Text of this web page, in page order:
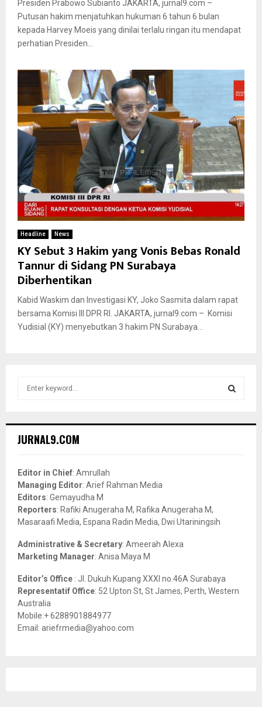
Presiden Prabowo Subianto JAKARTA, jurnal9.com –
Putusan hakim menjatuhkan hukuman 6 tahun 6 bulan
kepada Harvey Moeis yang dinilai terlalu ringan itu mendapat
perhatian Presiden...
Headline News
KY Sebut 3 Hakim yang Vonis Bebas Ronald
Tannur di Sidang PN Surabaya
Diberhentikan
Kabid Waskim dan Investigasi KY, Joko Sasmita dalam rapat
bersama Komisi III DPR RI. JAKARTA, jurnal9.com – Komisi
Yudisial (KY) menyebutkan 3 hakim PN Surabaya...
h
o
r
:
JURNAL9.COM
Editor in Chief: Amrullah
Managing Editor: Arief Rahman Media
Editors: Gemayudha M
Reporters: Rafiki Anugeraha M, Rafika Anugeraha M,
Masaraafi Media, Espana Radin Media, Dwi Utariningsih
Administrative & Secretary: Ameerah Alexa
Marketing Manager: Anisa Maya M
Editor’s Office : Jl. Dukuh Kupang XXXI no.46A Surabaya
Representatif Office: 52 Upton St, St James, Perth, Western
Australia
Mobile:+ 6288901884977
Email: ariefrmedia@yahoo.com